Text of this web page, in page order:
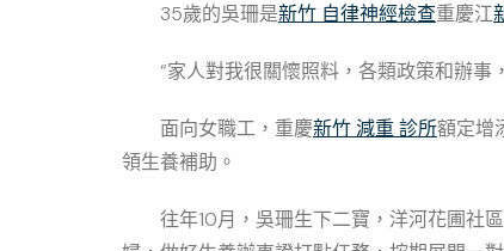
35歲的吳珊是新竹 自律神經檢查重慶江
“家人對我很關懷照料，各類政策和辦
面向女職工，重慶新竹 減重 診所額定增
領生養補助。
往年10月，吳珊生下二寶，洋河花圃社